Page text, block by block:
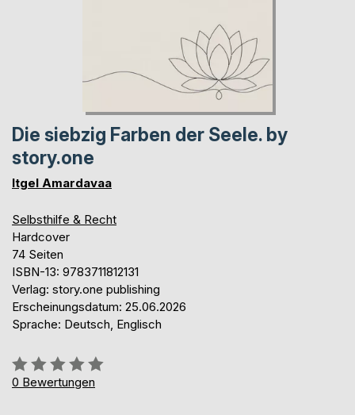
Die siebzig Farben der Seele. by
story.one
Itgel Amardavaa
Selbsthilfe & Recht
Hardcover
74 Seiten
ISBN-13: 9783711812131
Verlag: story.one publishing
Erscheinungsdatum: 25.06.2026
Sprache: Deutsch, Englisch
Bewertung::
0%
0 Bewertungen